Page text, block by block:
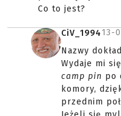
Co to jest?
CiV_199413-
Nazwy
Wydaje mi
camp pin po
komory,
przednim